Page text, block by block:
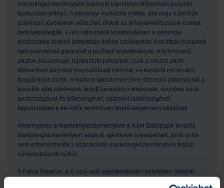
marketingközleményben szereplő bármilyen előrejelzés pusztán
tájékoztató jellegű. A pénzügyi eszközök értéke, ára vagy a belőlük
származó jövedelem változhat, illetve az árfolyamváltozások ezeket
befolyásolhatják. Ezen változások következtében a pénzügyi
eszközökbe történő befektetés értéke csökkenhet. A múltbeli hozamok
nem jelentenek garanciát a jövőbeli teljesítményre. A számszerű
adatok általánosak, tájékoztató jellegűek, csak a szerző adott
időpontban készített összeállítását tükrözik, és későbbi módosítás
tárgyát képezhetik. A marketingközleményben szereplő információk a
készítők által hitelesnek tartott forrásokon alapulnak, azonban azok
pontosságával és teljességével, valamint időbeliségével
kapcsolatban a készítők semmilyen felelősséget nem vállalnak.
Amennyiben a marketingközleményben a K&H Értékpapír további
marketingközleményein alapuló ajánlások szerepelnek, azok soha
nem értelmezhetők a kapcsolódó marketingközleményben foglalt
iránymutatások nélkül.
A Patria Finance, a.s.-szel való együttműködés keretében létrejött,